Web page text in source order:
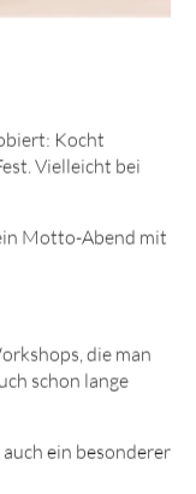
Kocht
Vielleicht bei
Motto-Abend mit
die man
schon lange
ein besonderer